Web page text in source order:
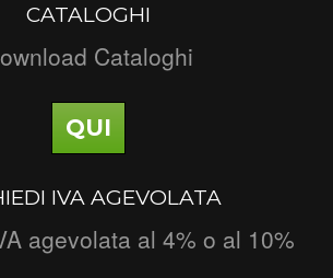
CATALOGHI
Cataloghi
QUI
IVA AGEVOLATA
agevolata al 4% o al 10%